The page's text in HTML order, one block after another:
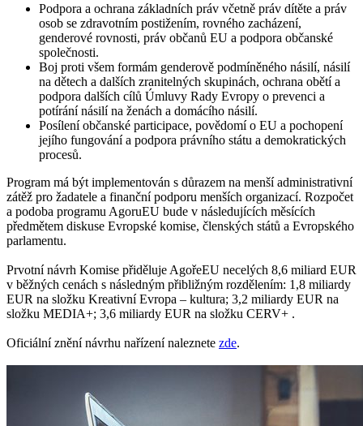
Podpora a ochrana základních práv včetně práv dítěte a práv
osob se zdravotním postižením, rovného zacházení,
genderové rovnosti, práv občanů EU a podpora občanské
společnosti.
Boj proti všem formám genderově podmíněného násilí, násilí
na dětech a dalších zranitelných skupinách, ochrana obětí a
podpora dalších cílů Úmluvy Rady Evropy o prevenci a
potírání násilí na ženách a domácího násilí.
Posílení občanské participace, povědomí o EU a pochopení
jejího fungování a podpora právního státu a demokratických
procesů.
Program má být implementován s důrazem na menší administrativní
zátěž pro žadatele a finanční podporu menších organizací. Rozpočet
a podoba programu AgoruEU bude v následujících měsících
předmětem diskuse Evropské komise, členských států a Evropského
parlamentu.
Prvotní návrh Komise přiděluje AgořeEU necelých 8,6 miliard EUR
v běžných cenách s následným přibližným rozdělením: 1,8 miliardy
EUR na složku Kreativní Evropa – kultura; 3,2 miliardy EUR na
složku MEDIA+; 3,6 miliardy EUR na složku CERV+ .
Oficiální znění návrhu nařízení naleznete zde.